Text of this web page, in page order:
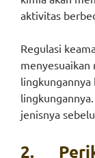
aktivitas
Regulasi
menyesuaikan
lingkungannya
jenisnya
2.